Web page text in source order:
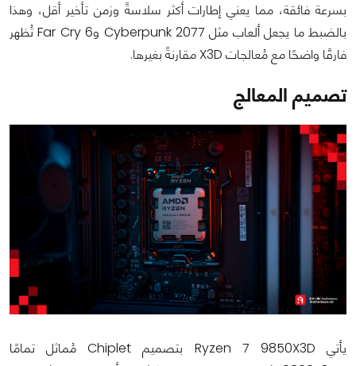
بسرعة فائقة، مما يعني إطارات أكثر سلاسةً وزمن تأخير أقل، وهذا
بالضبط ما يجعل ألعاب مثل Cyberpunk 2077 وFar Cry 6 تُظهر
فارقًا واضحًا مع مُعالجات X3D مقارنةً بغيرها.
تصميم المعالج
يأتي Ryzen 7 9850X3D بتصميم Chiplet مُماثل تمامًا